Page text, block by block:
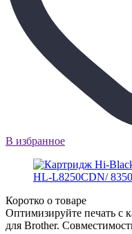
В избранное
Коротко о товаре
Оптимизируйте печать с
для Brother.